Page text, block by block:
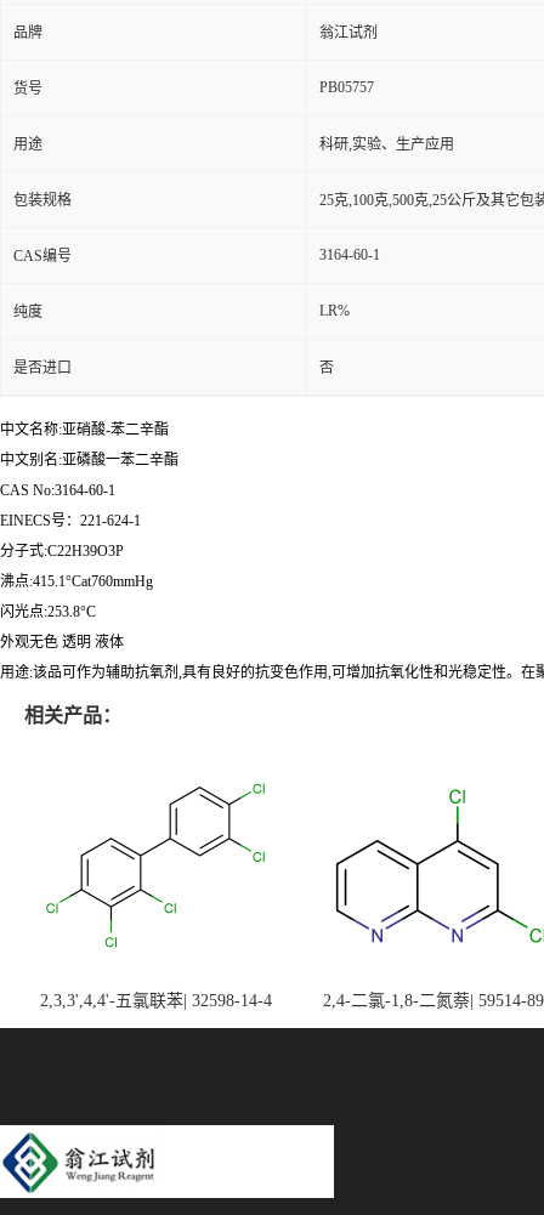
品牌 翁江试剂
货号 PB05757
用途 科研,实验、生产应用
包装规格 25克,100克,500克,25公斤及其它包
CAS编号 3164-60-1
纯度 LR%
是否进口 否
中文名称:亚硝酸-苯二辛酯
中文别名:亚磷酸一苯二辛酯
CAS No:3164-60-1
EINECS号：221-624-1
分子式:C22H39O3P
沸点:415.1°Cat760mmHg
闪光点:253.8°C
外观无色 透明 液体
用途:该品可作为辅助抗氧剂,具有良好的抗变色作用,可增加抗氧化性和光稳定性。
相关产品：
2,3,3',4,4'-五氯联苯| 32598-14-4 2,4-二氯-1,8-二氮萘| 59514-